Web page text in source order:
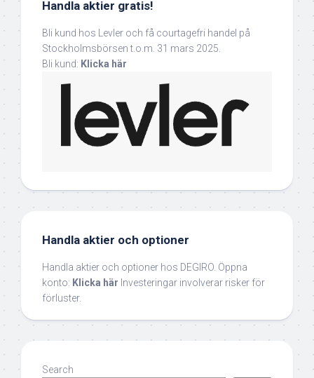
Handla aktier gratis!
Bli kund hos Levler och få courtagefri handel på
Stockholmsbörsen t.o.m. 31 mars 2025.
Bli kund: Klicka här
Handla aktier och optioner
Handla aktier och optioner hos DEGIRO. Öppna
konto: Klicka här Investeringar involverar risker för
förluster.
Search